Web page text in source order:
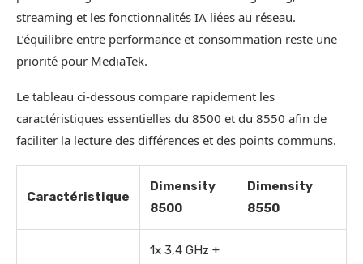
streaming et les fonctionnalités IA liées au réseau.
L’équilibre entre performance et consommation reste une
priorité pour MediaTek.
Le tableau ci‑dessous compare rapidement les
caractéristiques essentielles du 8500 et du 8550 afin de
faciliter la lecture des différences et des points communs.
Caractéristique
Dimensity
8500
Dimensity
8550
1x 3,4 GHz +